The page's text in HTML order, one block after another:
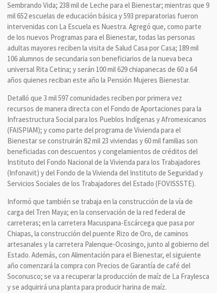
Sembrando Vida; 238 mil de Leche para el Bienestar; mientras que 9
mil 652 escuelas de educación básica y 593 preparatorias fueron
intervenidas con La Escuela es Nuestra. Agregó que, como parte
de los nuevos Programas para el Bienestar, todas las personas
adultas mayores reciben la visita de Salud Casa por Casa; 189 mil
106 alumnos de secundaria son beneficiarios de la nueva beca
universal Rita Cetina; y serán 100 mil 629 chiapanecas de 60 a 64
años quienes reciban este año la Pensión Mujeres Bienestar.
Detalló que 3 mil 597 comunidades reciben por primera vez
recursos de manera directa con el Fondo de Aportaciones para la
Infraestructura Social para los Pueblos Indígenas y Afromexicanos
(FAISPIAM); y como parte del programa de Vivienda para el
Bienestar se construirán 82 mil 23 viviendas y 60 mil familias son
beneficiadas con descuentos y congelamientos de créditos del
Instituto del Fondo Nacional de la Vivienda para los Trabajadores
(Infonavit) y del Fondo de la Vivienda del Instituto de Seguridad y
Servicios Sociales de los Trabajadores del Estado (FOVISSSTE).
Informó que también se trabaja en la construcción de la vía de
carga del Tren Maya; en la conservación de la red federal de
carreteras; en la carretera Macuspana-Escárcega que pasa por
Chiapas, la construcción del puente Rizo de Oro, de caminos
artesanales y la carretera Palenque-Ocosingo, junto al gobierno del
Estado. Además, con Alimentación para el Bienestar, el siguiente
año comenzará la compra con Precios de Garantía de café del
Soconusco; se va a recuperar la producción de maíz de La Fraylesca
y se adquirirá una planta para producir harina de maíz.